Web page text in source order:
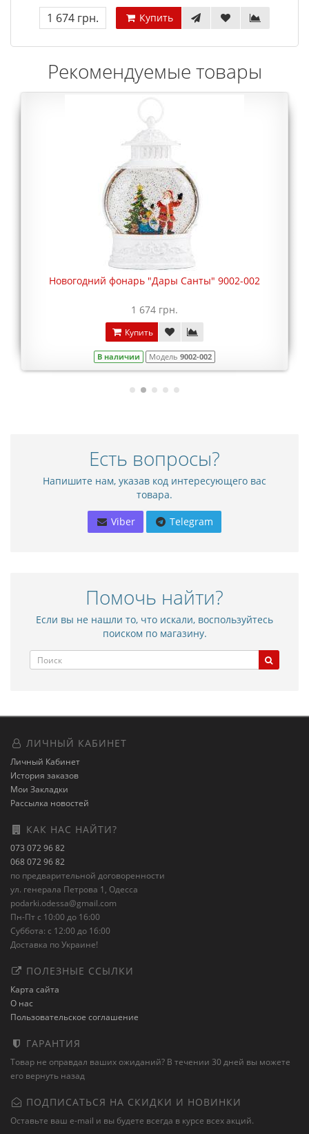
1 674 грн. Купить
Рекомендуемые товары
Новогодний фонарь "Дары Санты" 9002-002
1 674 грн.
Купить
В наличии Модель 9002-002
Есть вопросы?
Напишите нам, указав код интересующего вас
товара.
Viber Telegram
Помочь найти?
Если вы не нашли то, что искали, воспользуйтесь
поиском по магазину.
ЛИЧНЫЙ КАБИНЕТ
Личный Кабинет
История заказов
Мои Закладки
Рассылка новостей
КАК НАС НАЙТИ?
073 072 96 82
068 072 96 82
по предварительной договоренности
ул. генерала Петрова 1, Одесса
podarki.odessa@gmail.com
Пн-Пт с 10:00 до 16:00
Суббота: с 12:00 до 16:00
Доставка по Украине!
ПОЛЕЗНЫЕ ССЫЛКИ
Карта сайта
О нас
Пользовательское соглашение
ГАРАНТИЯ
Товар не оправдал ваших ожиданий? В течении 30 дней вы можете
его вернуть назад
ПОДПИСАТЬСЯ НА СКИДКИ И НОВИНКИ
Оставьте ваш e-mail и вы будете всегда в курсе всех акций.